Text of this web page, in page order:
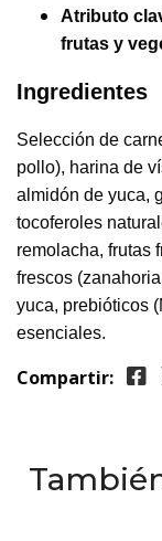
Atributo
frutas y
Ingredientes
Selección de
pollo), harina de
almidón de yuca,
tocoferoles
remolacha, frutas
frescos
yuca, prebióticos
esenciales.
Compartir: